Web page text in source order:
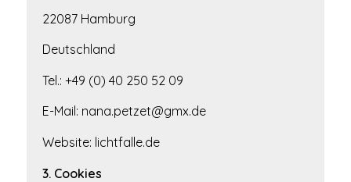
22087 Hamburg
Deutschland
Tel.: +49 (0) 40 250 52 09
E-Mail: nana.petzet@gmx.de
Website: lichtfalle.de
3. Cookies